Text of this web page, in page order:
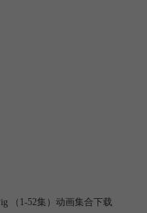
（1-52集）动画集合下载